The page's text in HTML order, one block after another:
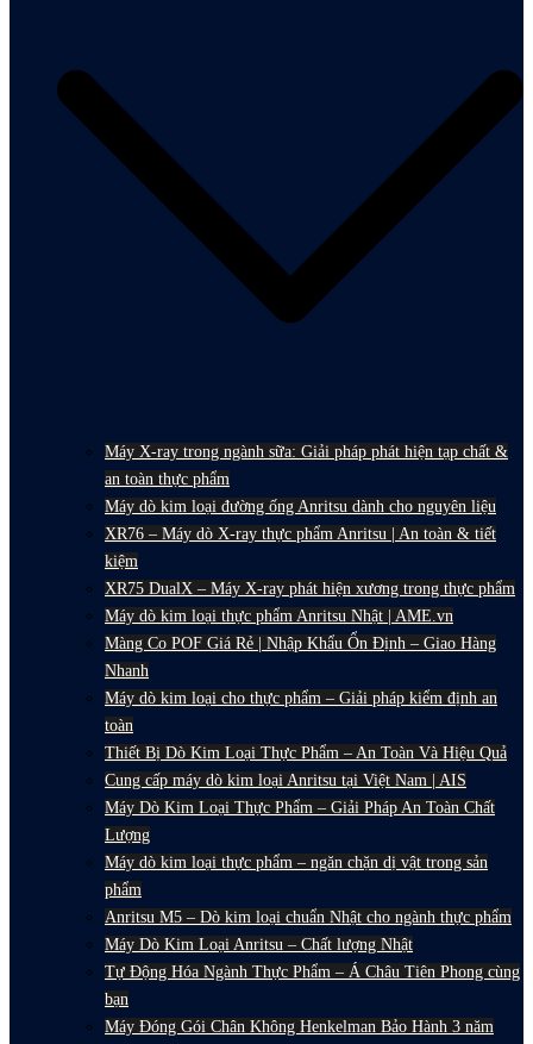
Máy X-ray trong ngành sữa: Giải pháp phát hiện tạp chất &
an toàn thực phẩm
Máy dò kim loại đường ống Anritsu dành cho nguyên liệu
XR76 – Máy dò X-ray thực phẩm Anritsu | An toàn & tiết
kiệm
XR75 DualX – Máy X-ray phát hiện xương trong thực phẩm
Máy dò kim loại thực phẩm Anritsu Nhật | AME.vn
Màng Co POF Giá Rẻ | Nhập Khẩu Ổn Định – Giao Hàng
Nhanh
Máy dò kim loại cho thực phẩm – Giải pháp kiểm định an
toàn
Thiết Bị Dò Kim Loại Thực Phẩm – An Toàn Và Hiệu Quả
Cung cấp máy dò kim loại Anritsu tại Việt Nam | AIS
Máy Dò Kim Loại Thực Phẩm – Giải Pháp An Toàn Chất
Lượng
Máy dò kim loại thực phẩm – ngăn chặn dị vật trong sản
phẩm
Anritsu M5 – Dò kim loại chuẩn Nhật cho ngành thực phẩm
Máy Dò Kim Loại Anritsu – Chất lượng Nhật
Tự Động Hóa Ngành Thực Phẩm – Á Châu Tiên Phong cùng
bạn
Máy Đóng Gói Chân Không Henkelman Bảo Hành 3 năm